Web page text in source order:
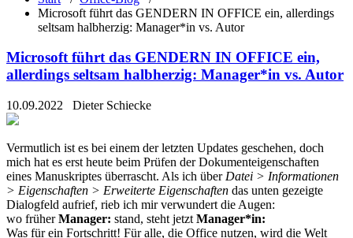
Microsoft führt das GENDERN IN OFFICE ein, allerdings
seltsam halbherzig: Manager*in vs. Autor
Microsoft führt das GENDERN IN OFFICE ein,
allerdings seltsam halbherzig: Manager*in vs. Autor
10.09.2022 Dieter Schiecke
Vermutlich ist es bei einem der letzten Updates geschehen, doch
mich hat es erst heute beim Prüfen der Dokumenteigenschaften
eines Manuskriptes überrascht. Als ich über Datei > Informationen
> Eigenschaften > Erweiterte Eigenschaften das unten gezeigte
Dialogfeld aufrief, rieb ich mir verwundert die Augen:
wo früherManager: stand, steht jetzt Manager*in:
Was für ein Fortschritt! Für alle, die Office nutzen, wird die Welt